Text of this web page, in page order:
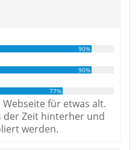
90%
90%
77%
für etwas alt.
der Zeit hinterher und
werden.